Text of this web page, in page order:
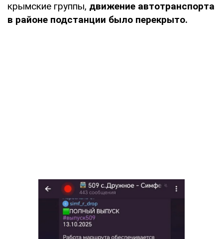
крымские группы, движение автотранспорта
в районе подстанции было перекрыто.